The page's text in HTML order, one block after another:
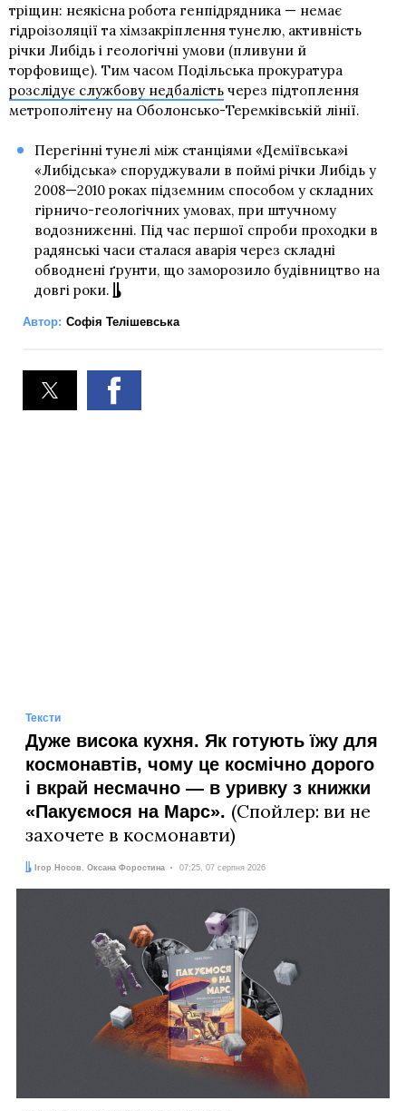
тріщин: неякісна робота генпідрядника — немає
гідроізоляції та хімзакріплення тунелю, активність
річки Либідь і геологічні умови (пливуни й
торфовище). Тим часом Подільська прокуратура
розслідує службову недбалість через підтоплення
метрополітену на Оболонсько-Теремківській лінії.
Перегінні тунелі між станціями «Деміївська»і
«Либідська» споруджували в поймі річки Либідь у
2008—2010 роках підземним способом у складних
гірничо-геологічних умовах, при штучному
водозниженні. Під час першої спроби проходки в
радянські часи сталася аварія через складні
обводнені ґрунти, що заморозило будівництво на
довгі роки.
Автор: Софія Телішевська